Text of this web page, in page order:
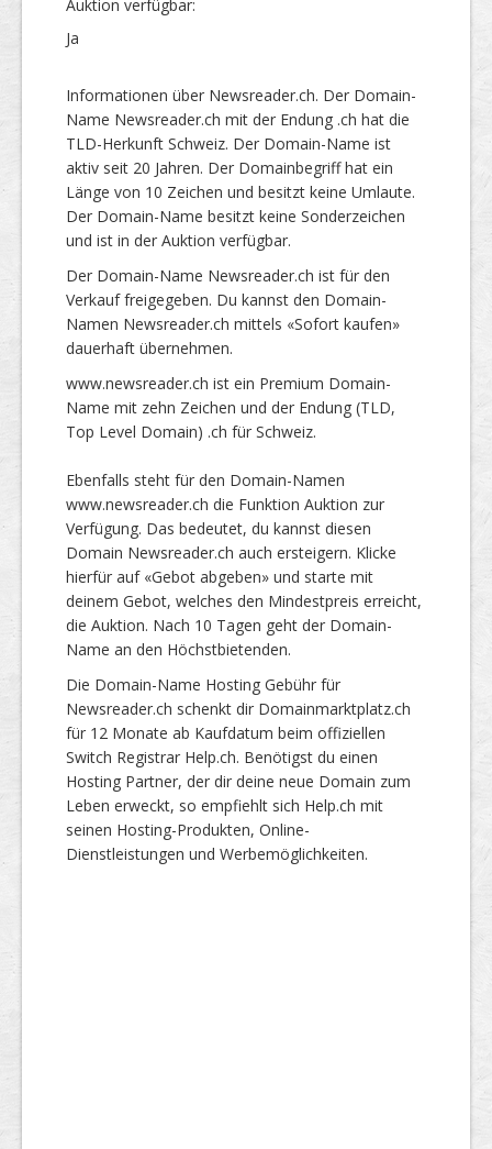
Auktion verfügbar:
Ja
Informationen über Newsreader.ch. Der Domain-
Name Newsreader.ch mit der Endung .ch hat die
TLD-Herkunft Schweiz. Der Domain-Name ist
aktiv seit 20 Jahren. Der Domainbegriff hat ein
Länge von 10 Zeichen und besitzt keine Umlaute.
Der Domain-Name besitzt keine Sonderzeichen
und ist in der Auktion verfügbar.
Der Domain-Name Newsreader.ch ist für den
Verkauf freigegeben. Du kannst den Domain-
Namen Newsreader.ch mittels «Sofort kaufen»
dauerhaft übernehmen.
www.newsreader.ch ist ein Premium Domain-
Name mit zehn Zeichen und der Endung (TLD,
Top Level Domain) .ch für Schweiz.
Ebenfalls steht für den Domain-Namen
www.newsreader.ch die Funktion Auktion zur
Verfügung. Das bedeutet, du kannst diesen
Domain Newsreader.ch auch ersteigern. Klicke
hierfür auf «Gebot abgeben» und starte mit
deinem Gebot, welches den Mindestpreis erreicht,
die Auktion. Nach 10 Tagen geht der Domain-
Name an den Höchstbietenden.
Die Domain-Name Hosting Gebühr für
Newsreader.ch schenkt dir Domainmarktplatz.ch
für 12 Monate ab Kaufdatum beim offiziellen
Switch Registrar Help.ch. Benötigst du einen
Hosting Partner, der dir deine neue Domain zum
Leben erweckt, so empfiehlt sich Help.ch mit
seinen Hosting-Produkten, Online-
Dienstleistungen und Werbemöglichkeiten.